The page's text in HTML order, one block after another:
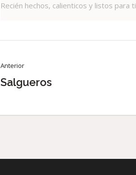
Recién hechos, calienticos y listos para
Anterior
Salgueros